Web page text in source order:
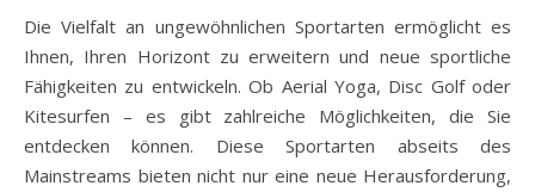
Die Vielfalt an ungewöhnlichen Sportarten ermöglicht es
Ihnen, Ihren Horizont zu erweitern und neue sportliche
Fähigkeiten zu entwickeln. Ob Aerial Yoga, Disc Golf oder
Kitesurfen – es gibt zahlreiche Möglichkeiten, die Sie
entdecken können. Diese Sportarten abseits des
Mainstreams bieten nicht nur eine neue Herausforderung,